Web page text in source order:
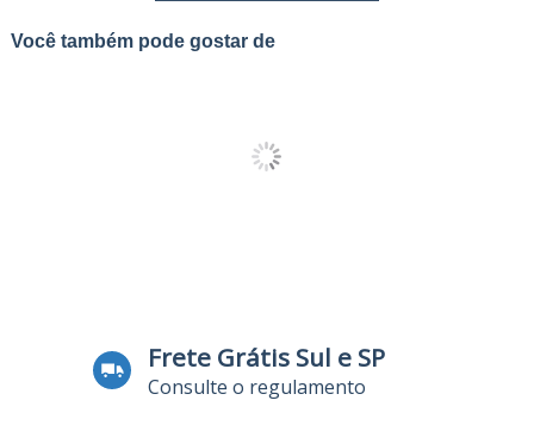
Você também pode gostar de
Frete Grátis Sul e SP
Consulte o regulamento